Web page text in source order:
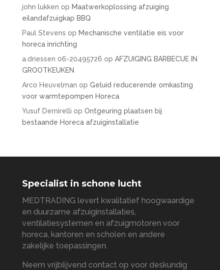
john lukken op Maatwerkoplossing afzuiging
eilandafzuigkap BBQ
Paul Stevens op Mechanische ventilatie eis voor
horeca inrichting
a.driessen 06-20495726 op AFZUIGING BARBECUE IN
GROOTKEUKEN
Arco Heuvelman op Geluid reducerende omkasting
voor warmtepompen Horeca
Yusuf Demirelli op Ontgeuring plaatsen bij
bestaande Horeca afzuiginstallatie
Specialist in schone lucht
MEDTRADING levert kwalitatief hoogwaardige
en duurzame afzuiginstallaties,
ventilatiesystemen en afzuigmotoren voor
horeca, kantoren en scholen en andere
zakelijke toepassingen.
Neem vrijblijvend contact op voor deskundig